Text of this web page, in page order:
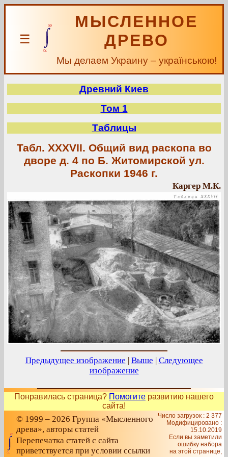
☰
МЫСЛЕННОЕ
ДРЕВО
Мы делаем Украину – українською!
Древний Киев
Том 1
Таблицы
Табл. XXXVII. Общий вид раскопа во
дворе д. 4 по Б. Житомирской ул.
Раскопки 1946 г.
Каргер М.К.
Предыдущее изображение | Выше | Следующее
изображение
Понравилась страница? Помогите развитию нашего
сайта!
© 1999 – 2026 Группа «Мысленного
древа», авторы статей
Перепечатка статей с сайта
приветствуется при условии ссылки
Число загрузок : 2 377
Модифицировано :
15.10.2019
Если вы заметили
ошибку набора
на этой странице,